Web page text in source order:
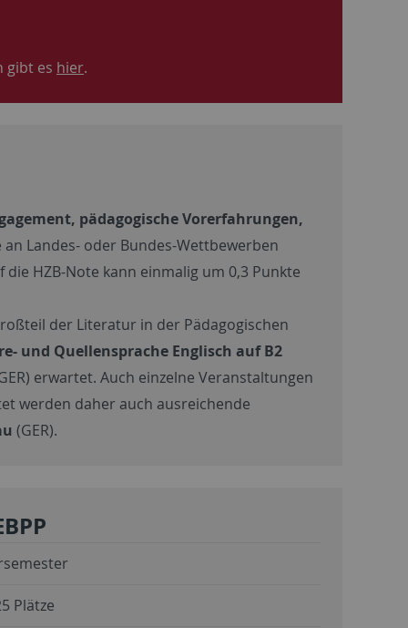
gibt es hier.
pädagogische Vorerfahrungen,
Landes- oder Bundes-Wettbewerben
HZB-Note kann einmalig um 0,3 Punkte
der Literatur in der Pädagogischen
und Quellensprache Englisch auf B2
erwartet. Auch einzelne Veranstaltungen
werden daher auch ausreichende
(GER).
Plätze